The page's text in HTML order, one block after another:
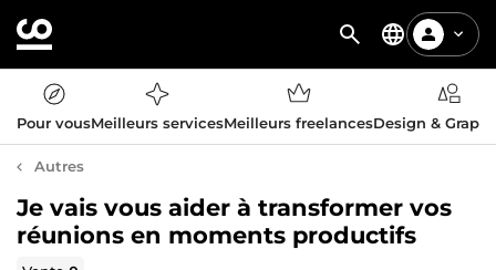
Pour vousMeilleurs servicesMeilleurs freelancesDesign &
Autres
Je vais vous aider à transformer vos
réunions en moments productifs